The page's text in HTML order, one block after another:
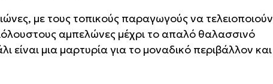
με τους τοπικούς παραγωγούς να τελειοποιούν
αμπελώνες μέχρι το απαλό θαλασσινό
μια μαρτυρία για το μοναδικό περιβάλλον και